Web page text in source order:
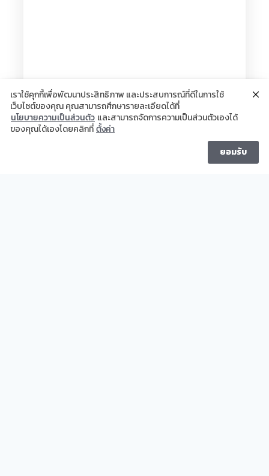
เราใช้คุกกี้เพื่อพัฒนาประสิทธิภาพ และประสบการณ์ที่ดีในการใช้
เว็บไซต์ของคุณ คุณสามารถศึกษารายละเอียดได้ที่
นโยบายความเป็นส่วนตัว และสามารถจัดการความเป็นส่วนตัวเองได้
ของคุณได้เองโดยคลิกที่ตั้งค่า
ยอมรับ
We use cookies to enhance your browsing experience on our
website. เราใช้คุกกี้เพื่อนำข้อมูลมาปรับปรุงประสบการณ์การเข้าใช้งาน